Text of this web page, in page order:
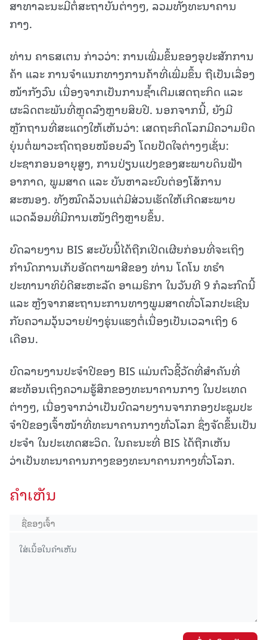
ສາທາລະນະມີຕໍ່ສະຖາບັນຕ່າງໆ, ລວມທັງທະນາຄານ
ກາງ.
ທ່ານ ຄາຣສເຕນ ກ່າວວ່າ: ການເພີ່ມຂຶ້ນຂອງອຸປະສັກການ
ຄ້າ ແລະ ການຈຳແນກທາງການຄ້າທີ່ເພີ່ມຂຶ້ນ ຖືເປັນເລື່ອງ
ໜ້າກັງວົນ ເນື່ອງຈາກເປັນການຊໍ້າເຕີມເສດຖະກິດ ແລະ
ຜະລິດຕະພັນທີ່ຫຼຸດລົງຫຼາຍສິບປີ. ນອກຈາກນີ້, ຍັງມີ
ຫຼັກຖານທີ່ສະແດງໃຫ້ເຫັນວ່າ: ເສດຖະກິດໂລກມີຄວາມຍືດ
ຍຸ່ນຕໍ່ພາວະຖົດຖອຍໜ້ອຍລົງ ໂດຍປັດໃຈຕ່າງໆເຊັ່ນ:
ປະຊາກອນອາຍຸສູງ, ການປ່ຽນແປງຂອງສະພາບດິນຟ້າ
ອາກາດ, ພູມສາດ ແລະ ບັນຫາລະບົບຕ່ອງໂສ້ການ
ສະໜອງ. ທັງໝົດລ້ວນແຕ່ມີສ່ວນເຮັດໃຫ້ເກີດສະພາບ
ແວດລ້ອມທີ່ມີການເໜັງຕີງຫຼາຍຂຶ້ນ.
ບົດລາຍງານ BIS ສະບັບນີ້ໄດ້ຖືກເປີດເຜີຍກ່ອນທີ່ຈະເຖິງ
ກຳນົດການເກັບອັດຕາພາສີຂອງ ທ່ານ ໂດໂນ ທຣໍາ
ປະທານາທິບໍດີສະຫະລັດ ອາເມຣິກາ ໃນວັນທີ 9 ກໍລະກົດນີ້
ແລະ ຫຼັງຈາກສະຖານະການທາງພູມສາດທົ່ວໂລກປະເຊີນ
ກັບຄວາມວຸ້ນວາຍຢ່າງຮຸ່ນແຮງຕໍ່ເນື່ອງເປັນເວລາເຖິງ 6
ເດືອນ.
ບົດລາຍງານປະຈໍາປີຂອງ BIS ແມ່ນຕົວຊີ້ວັດທີ່ສໍາຄັນທີ່
ສະທ້ອນເຖິງຄວາມຮູ້ສຶກຂອງທະນາຄານກາງ ໃນປະເທດ
ຕ່າງໆ, ເນື່ອງຈາກວ່າເປັນບົດລາຍງານຈາກກອງປະຊຸມປະ
ຈໍາປີຂອງເຈົ້າໜ້າທີ່ທະນາຄານກາງທົ່ວໂລກ ຊຶ່ງຈັດຂຶ້ນເປັນ
ປະຈຳ ໃນປະເທດສະວິດ. ໃນຄະນະທີ່ BIS ໄດ້ຖືກເຫັນ
ວ່າເປັນທະນາຄານກາງຂອງທະນາຄານກາງທົ່ວໂລກ.
ຄໍາເຫັນ